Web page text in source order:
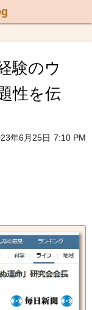
験のウ
性を伝
年6月25日 7:10 PM